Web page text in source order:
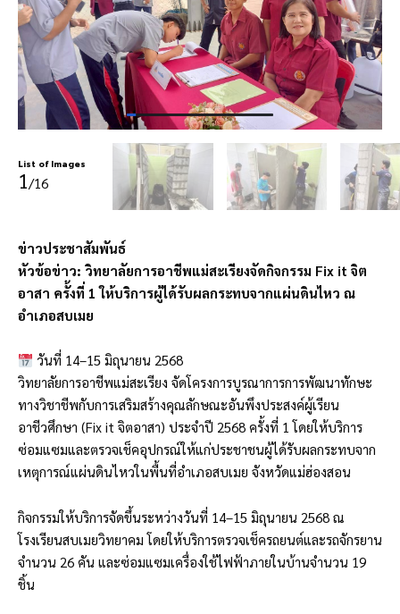
List of Images
1/16
ข่าวประชาสัมพันธ์
หัวข้อข่าว: วิทยาลัยการอาชีพแม่สะเรียงจัดกิจกรรม Fix it จิต
อาสา ครั้งที่ 1 ให้บริการผู้ได้รับผลกระทบจากแผ่นดินไหว ณ
อำเภอสบเมย
วันที่ 14–15 มิถุนายน 2568
วิทยาลัยการอาชีพแม่สะเรียง จัดโครงการบูรณาการการพัฒนาทักษะ
ทางวิชาชีพกับการเสริมสร้างคุณลักษณะอันพึงประสงค์ผู้เรียน
อาชีวศึกษา (Fix it จิตอาสา) ประจำปี 2568 ครั้งที่ 1 โดยให้บริการ
ซ่อมแซมและตรวจเช็คอุปกรณ์ให้แก่ประชาชนผู้ได้รับผลกระทบจาก
เหตุการณ์แผ่นดินไหวในพื้นที่อำเภอสบเมย จังหวัดแม่ฮ่องสอน
กิจกรรมให้บริการจัดขึ้นระหว่างวันที่ 14–15 มิถุนายน 2568 ณ
โรงเรียนสบเมยวิทยาคม โดยให้บริการตรวจเช็ครถยนต์และรถจักรยาน
จำนวน 26 คัน และซ่อมแซมเครื่องใช้ไฟฟ้าภายในบ้านจำนวน 19
ชิ้น